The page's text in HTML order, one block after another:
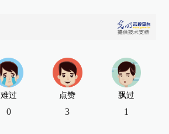
难过
0
点赞
3
飘过
1